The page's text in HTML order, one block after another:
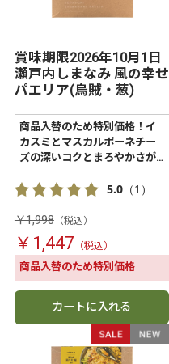
賞味期限2026年10月1日
瀬戸内しまなみ 風の幸せ
パエリア(烏賊・葱)
商品入替のため特別価格！イ
カスミとマスカルポーネチー
ズの深いコクとまろやかさが
きいたワインにあうパエリ
ア。
5.0（1）
￥1,998
￥1,447
商品入替のため特別価格
カートに入れる